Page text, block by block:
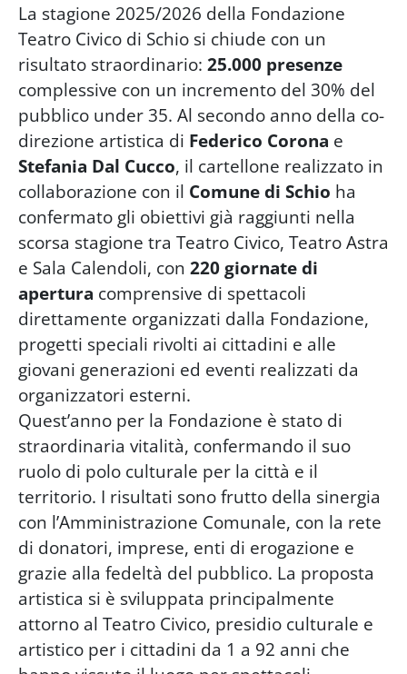
La stagione 2025/2026 della Fondazione
Teatro Civico di Schio si chiude con un
risultato straordinario: 25.000 presenze
complessive con un incremento del 30% del
pubblico under 35. Al secondo anno della co-
direzione artistica di Federico Corona e
Stefania Dal Cucco, il cartellone realizzato in
collaborazione con il Comune di Schio ha
confermato gli obiettivi già raggiunti nella
scorsa stagione tra Teatro Civico, Teatro Astra
e Sala Calendoli, con 220 giornate di
apertura comprensive di spettacoli
direttamente organizzati dalla Fondazione,
progetti speciali rivolti ai cittadini e alle
giovani generazioni ed eventi realizzati da
organizzatori esterni.
Quest’anno per la Fondazione è stato di
straordinaria vitalità, confermando il suo
ruolo di polo culturale per la città e il
territorio. I risultati sono frutto della sinergia
con l’Amministrazione Comunale, con la rete
di donatori, imprese, enti di erogazione e
grazie alla fedeltà del pubblico. La proposta
artistica si è sviluppata principalmente
attorno al Teatro Civico, presidio culturale e
artistico per i cittadini da 1 a 92 anni che